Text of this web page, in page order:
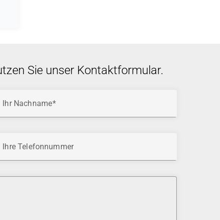
Sie unser Kontaktformular.
Ihr Nachname
Ihre Telefonnummer